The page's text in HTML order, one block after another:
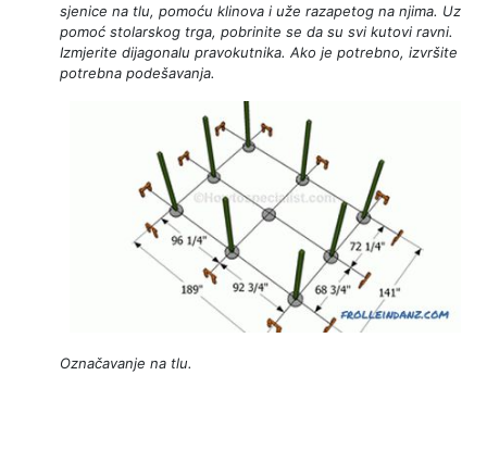
sjenice na tlu, pomoću klinova i uže razapetog na njima. Uz
pomoć stolarskog trga, pobrinite se da su svi kutovi ravni.
Izmjerite dijagonalu pravokutnika. Ako je potrebno, izvršite
potrebna podešavanja.
Označavanje na tlu.